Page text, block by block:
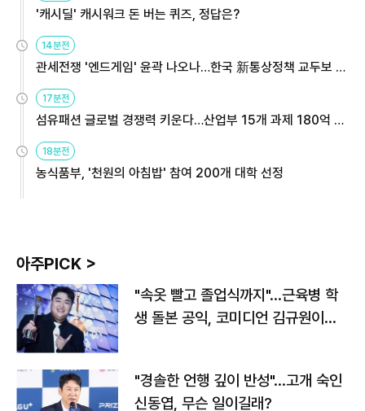
'캐시딜' 캐시워크 돈 버는 퀴즈, 정답은?
14분전
관세전쟁 '엔드게임' 윤곽 나오나…한국 新통상정책 교두보 활
용해야
17분전
섬유패션 글로벌 경쟁력 키운다…산업부 15개 과제 180억 지
원
18분전
농식품부, '천원의 아침밥' 참여 200개 대학 선정
아주PICK >
"속옷 빨고 졸업식까지"…근육병 학
생 돌본 공익, 코미디언 김규원이었
"경솔한 언행 깊이 반성"…고개 숙인
신동엽, 무슨 일이길래?